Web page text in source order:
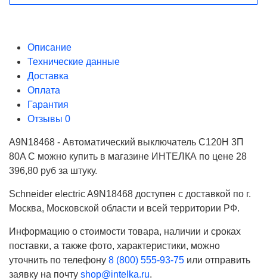
Описание
Технические данные
Доставка
Оплата
Гарантия
Отзывы 0
A9N18468 - Автоматический выключатель C120H 3П
80A C можно купить в магазине ИНТЕЛКА по цене 28
396,80 руб за штуку.
Schneider electric A9N18468 доступен с доставкой по г.
Москва, Московской области и всей территории РФ.
Информацию о стоимости товара, наличии и сроках
поставки, а также фото, характеристики, можно
уточнить по телефону 8 (800) 555-93-75 или отправить
заявку на почту shop@intelka.ru.